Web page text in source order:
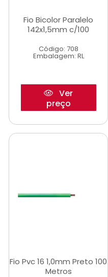
Fio Bicolor Paralelo
142x1,5mm c/100
Código: 708
Embalagem: RL
Ver
preço
Fio Pvc 16 1,0mm Preto 100
Metros